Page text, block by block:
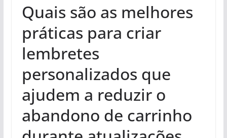
Quais são as melhores
práticas para criar
lembretes
personalizados que
ajudem a reduzir o
abandono de carrinho